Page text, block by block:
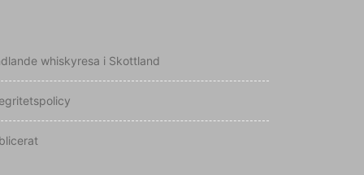
whiskyresa i Skottland